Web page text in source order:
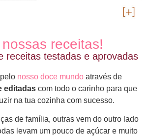
receitas!
receitas testadas e aprovadas
nosso doce mundo através de
editadas com todo o carinho para que
na tua cozinha com sucesso.
de família, outras vem do outro lado
levam um pouco de açúcar e muito